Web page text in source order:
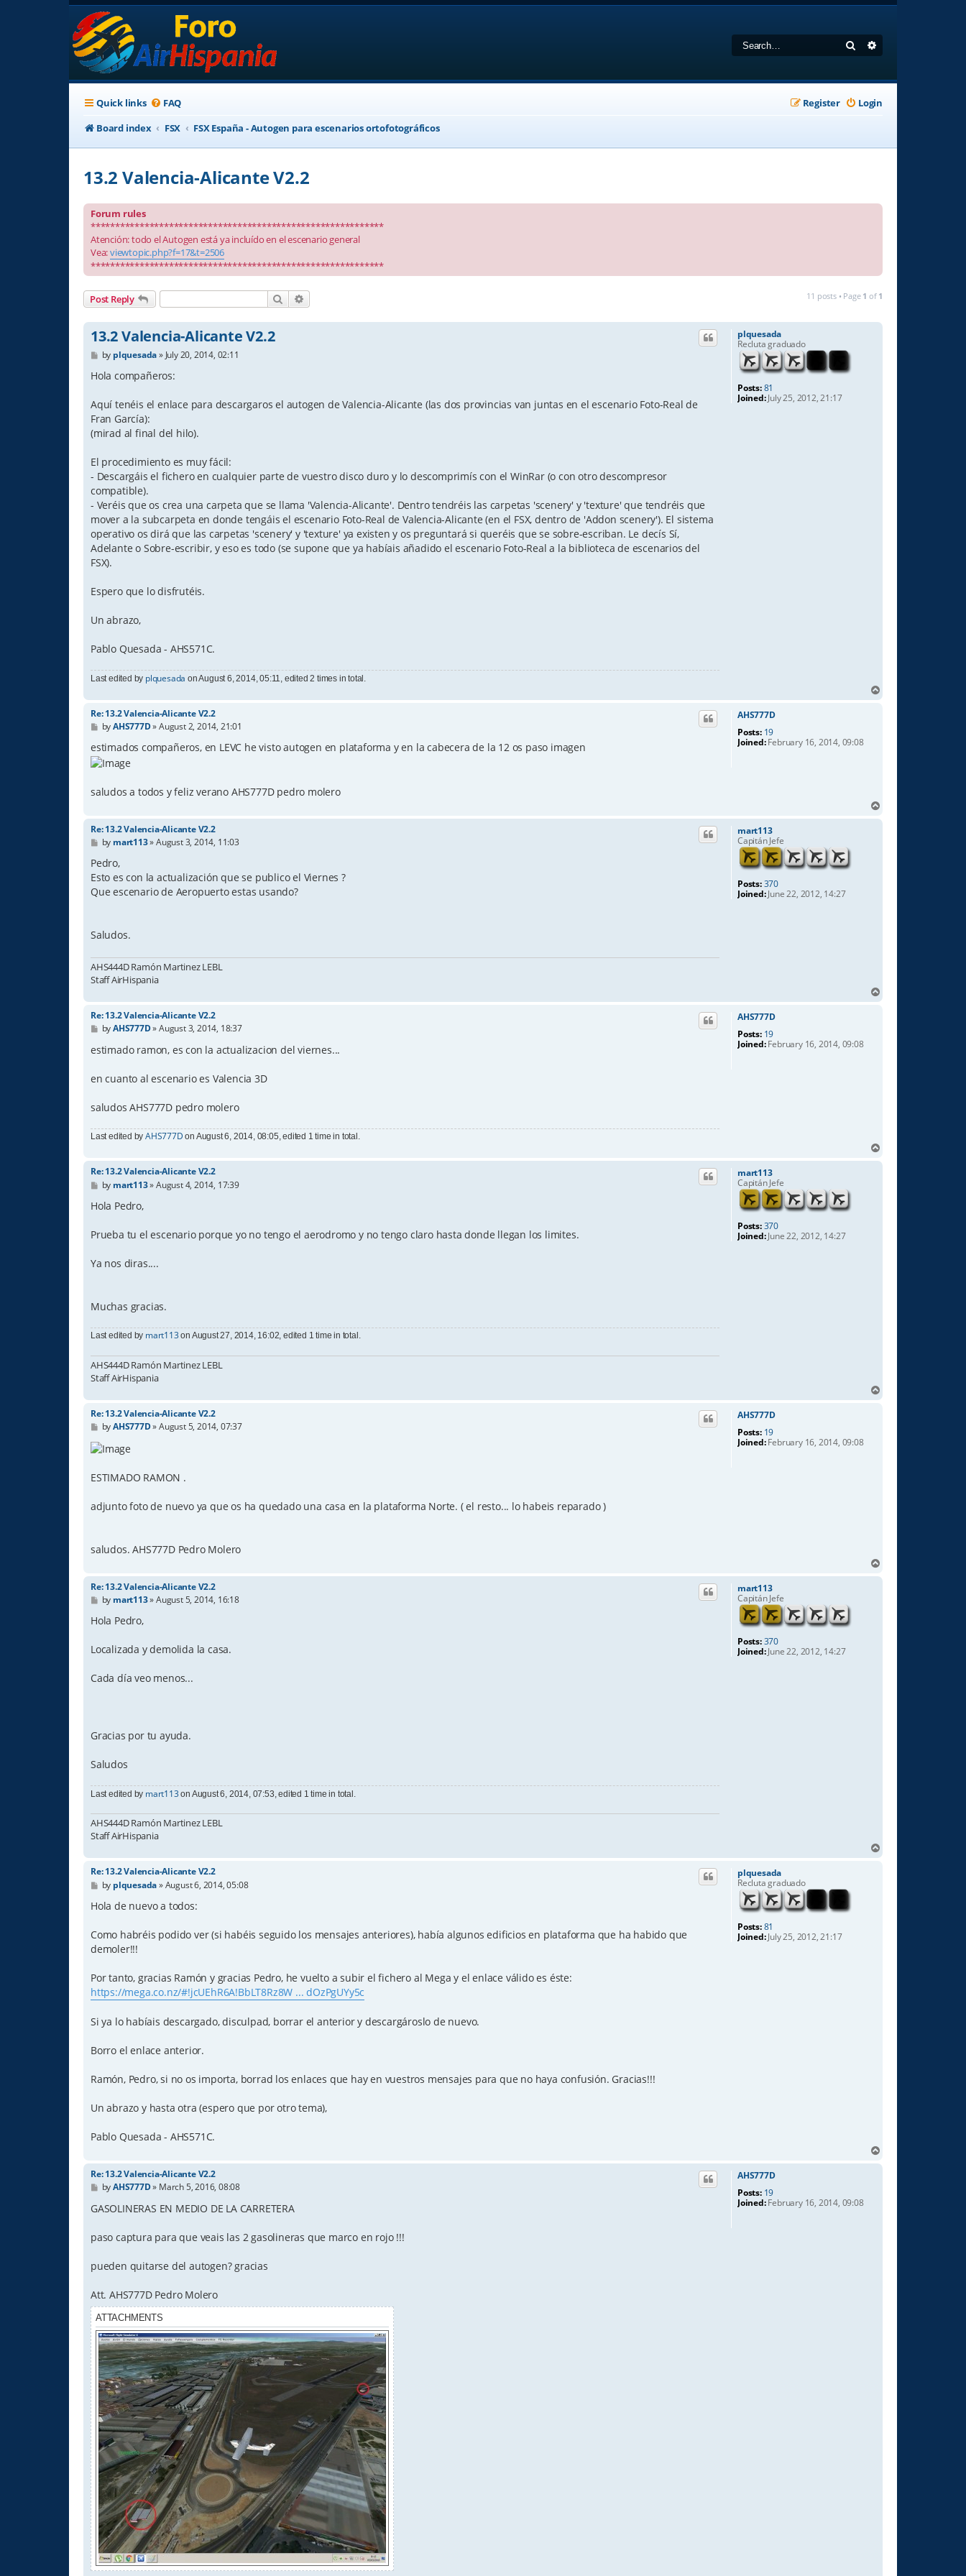
Search
Quick links FAQ Login
Register
Board index
FSX FSX España - Autogen para escenarios ortofotográficos
13.2 Valencia-Alicante V2.2
Forum rules
************************************************************
Atención: todo el Autogen está ya incluído en el escenario general
Vea:viewtopic.php?f=17&t=2506
************************************************************
Post Reply Search 11 posts • Page 1 of 1
plquesada
Recluta graduado
Posts:81
Joined:July 25, 2012, 21:17
13.2 Valencia-Alicante V2.2
P
s
by plquesada» July 20, 2014, 02:11
Hola compañeros:
Aquí tenéis el enlace para descargaros el autogen de Valencia-Alicante (las dos provincias van juntas en el escenario Foto-Real de
Fran García):
(mirad al final del hilo).
El procedimiento es muy fácil:
- Descargáis el fichero en cualquier parte de vuestro disco duro y lo descomprimís con el WinRar (o con otro descompresor
compatible).
- Veréis que os crea una carpeta que se llama 'Valencia-Alicante'. Dentro tendréis las carpetas 'scenery' y 'texture' que tendréis que
mover a la subcarpeta en donde tengáis el escenario Foto-Real de Valencia-Alicante (en el FSX, dentro de 'Addon scenery'). El sistema
operativo os dirá que las carpetas 'scenery' y 'texture' ya existen y os preguntará si queréis que se sobre-escriban. Le decís Sí,
Adelante o Sobre-escribir, y eso es todo (se supone que ya habíais añadido el escenario Foto-Real a la biblioteca de escenarios del
FSX).
Espero que lo disfrutéis.
Un abrazo,
Pablo Quesada - AHS571C.
Last edited by plquesada on August 6, 2014, 05:11, edited 2 times in total.
AHS777D
Posts: 19
Joined:February 16, 2014, 09:08
Re: 13.2 Valencia-Alicante V2.2
P
s
t
byAHS777D»August 2, 2014, 21:01
estimados compañeros, en LEVC he visto autogen en plataforma y en la cabecera de la 12 os paso imagen
saludos a todos y feliz verano AHS777D pedro molero
mart113
Capitán Jefe
Posts:370
Joined:June 22, 2012, 14:27
Re: 13.2 Valencia-Alicante V2.2
P
s
by mart113»August 3, 2014, 11:03
Pedro,
Esto es con la actualización que se publico el Viernes ?
Que escenario de Aeropuerto estas usando?
Saludos.
AHS444D Ramón Martinez LEBL
Staff AirHispania
AHS777D
Posts: 19
Joined:February 16, 2014, 09:08
Re: 13.2 Valencia-Alicante V2.2
P
s
t
byAHS777D»August 3, 2014, 18:37
estimado ramon, es con la actualizacion del viernes...
en cuanto al escenario es Valencia 3D
saludos AHS777D pedro molero
Last edited by AHS777D on August 6, 2014, 08:05, edited 1 time in total.
mart113
Capitán Jefe
Posts:370
Joined:June 22, 2012, 14:27
Re: 13.2 Valencia-Alicante V2.2
P
s
by mart113»August 4, 2014, 17:39
Hola Pedro,
Prueba tu el escenario porque yo no tengo el aerodromo y no tengo claro hasta donde llegan los limites.
Ya nos diras....
Muchas gracias.
Last edited by mart113 on August 27, 2014, 16:02, edited 1 time in total.
AHS444D Ramón Martinez LEBL
Staff AirHispania
AHS777D
Posts: 19
Joined:February 16, 2014, 09:08
Re: 13.2 Valencia-Alicante V2.2
P
s
t
byAHS777D»August 5, 2014, 07:37
ESTIMADO RAMON .
adjunto foto de nuevo ya que os ha quedado una casa en la plataforma Norte. ( el resto... lo habeis reparado )
saludos. AHS777D Pedro Molero
mart113
Capitán Jefe
Posts:370
Joined:June 22, 2012, 14:27
Re: 13.2 Valencia-Alicante V2.2
P
s
by mart113»August 5, 2014, 16:18
Hola Pedro,
Localizada y demolida la casa.
Cada día veo menos...
Gracias por tu ayuda.
Saludos
Last edited by mart113 on August 6, 2014, 07:53, edited 1 time in total.
AHS444D Ramón Martinez LEBL
Staff AirHispania
plquesada
Recluta graduado
Posts:81
Joined:July 25, 2012, 21:17
Re: 13.2 Valencia-Alicante V2.2
P
s
by plquesada»August 6, 2014, 05:08
Hola de nuevo a todos:
Como habréis podido ver (si habéis seguido los mensajes anteriores), había algunos edificios en plataforma que ha habido que
demoler!!!
Por tanto, gracias Ramón y gracias Pedro, he vuelto a subir el fichero al Mega y el enlace válido es éste:
https://mega.co.nz/#!jcUEhR6A!BbLT8Rz8W ... dOzPgUYy5c
Si ya lo habíais descargado, disculpad, borrar el anterior y descargároslo de nuevo.
Borro el enlace anterior.
Ramón, Pedro, si no os importa, borrad los enlaces que hay en vuestros mensajes para que no haya confusión. Gracias!!!
Un abrazo y hasta otra (espero que por otro tema),
Pablo Quesada - AHS571C.
AHS777D
Posts: 19
Joined:February 16, 2014, 09:08
Re: 13.2 Valencia-Alicante V2.2
P
s
byAHS777D» March 5, 2016, 08:08
GASOLINERAS EN MEDIO DE LA CARRETERA
paso captura para que veais las 2 gasolineras que marco en rojo !!!
pueden quitarse del autogen? gracias
Att. AHS777D Pedro Molero
ATTACHMENTS